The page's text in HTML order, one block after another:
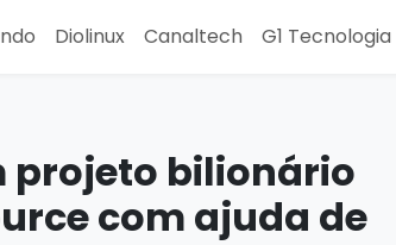
Diolinux Canaltech G1 Tecnologia
projeto bilionário
com ajuda de